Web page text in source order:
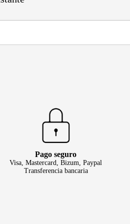
Pago seguro
Visa, Mastercard, Bizum, Paypal
Transferencia bancaria